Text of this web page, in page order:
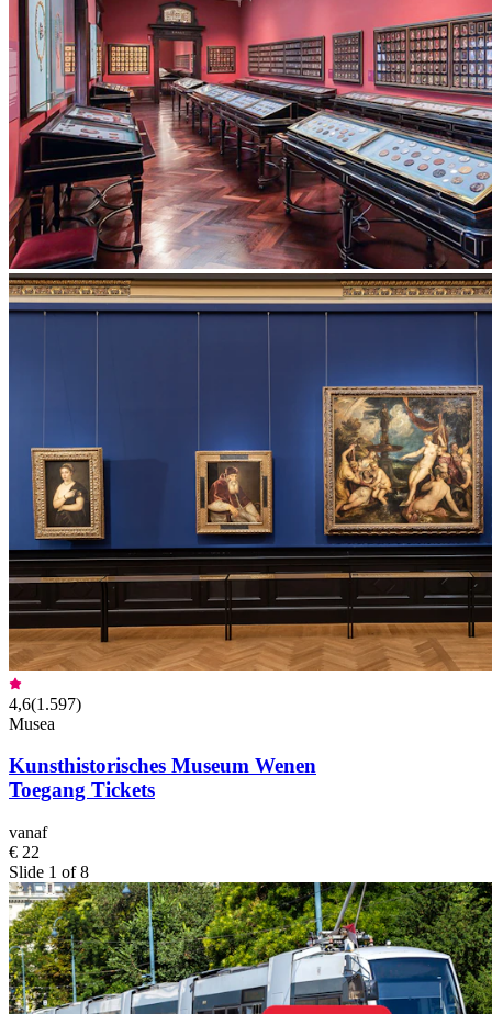
4,6(1.597)
Musea
Kunsthistorisches Museum Wenen
Toegang Tickets
vanaf
€ 22
Slide 1 of 8